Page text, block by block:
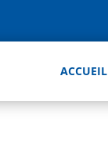
ACCUEIL